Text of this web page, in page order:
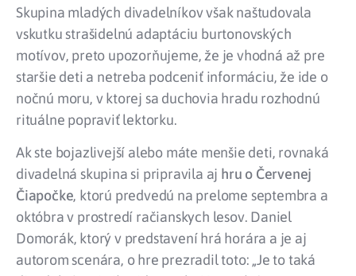
Skupina mladých divadelníkov však naštudovala
vskutku strašidelnú adaptáciu burtonovských
motívov, preto upozorňujeme, že je vhodná až pre
staršie deti a netreba podceniť informáciu, že ide o
nočnú moru, v ktorej sa duchovia hradu rozhodnú
rituálne popraviť lektorku.
Ak ste bojazlivejší alebo máte menšie deti, rovnaká
divadelná skupina si pripravila aj hru o Červenej
Čiapočke, ktorú predvedú na prelome septembra a
októbra v prostredí račianskych lesov. Daniel
Domorák, ktorý v predstavení hrá horára a je aj
autorom scenára, o hre prezradil toto: „Je to taká